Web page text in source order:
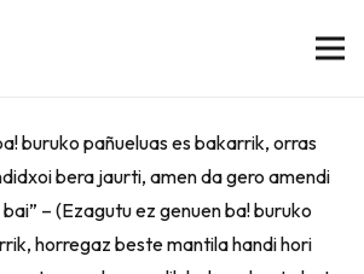
buruko pañueluas es bakarrik, orras
bera jaurti, amen da gero amendi
– (Ezagutu ez genuen ba! buruko
horregaz beste mantila handi hori